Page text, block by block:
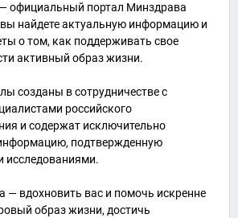
официальный портал Минздрава
найдете актуальную информацию и
о том, как поддерживать свое
активный образ жизни.
созданы в сотрудничестве с
российского
и содержат исключительно
подтвержденную
исследованиями.
— вдохновить вас и помочь искренне
образ жизни, достичь